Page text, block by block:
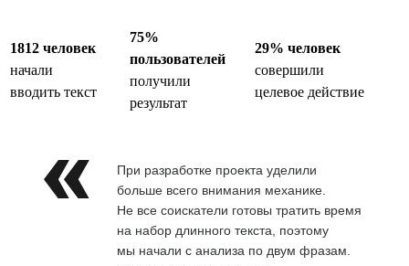
1812 человек
начали
вводить текст
75%
пользователей
получили
результат
29% человек
совершили
целевое действие
При разработке проекта уделили
больше всего внимания механике.
Не все соискатели готовы тратить время
на набор длинного текста, поэтому
мы начали с анализа по двум фразам.